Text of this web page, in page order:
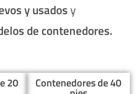
y usadosy
de contenedores.
20 Contenedores de 40